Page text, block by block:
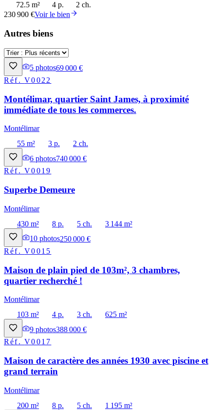
72.5 m² 4 p.
2 ch.
230 900 €Voir le bien
Autres biens
5 photos69 000 €
Réf.V0022
Montélimar, quartier Saint James, à proximité
immédiate de tous les commerces.
Montélimar
55 m²
3 p.
2 ch.
6 photos740 000 €
Réf.V0019
Superbe Demeure
Montélimar
430 m²
8 p. 5 ch.
3 144 m²
10 photos250 000 €
Réf.V0015
Maison de plain pied de 103m², 3 chambres,
quartier recherché !
Montélimar
103 m²
4 p. 3 ch.
625 m²
9 photos388 000 €
Réf.V0017
Maison de caractère des années 1930 avec piscine et
grand terrain
Montélimar
200 m²
8 p. 5 ch.
1 195 m²